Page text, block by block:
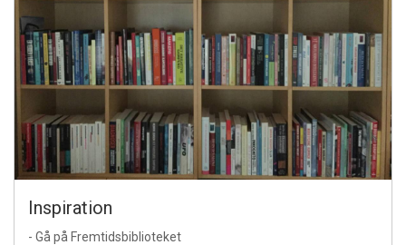
Inspiration
- Gå på Fremtidsbiblioteket